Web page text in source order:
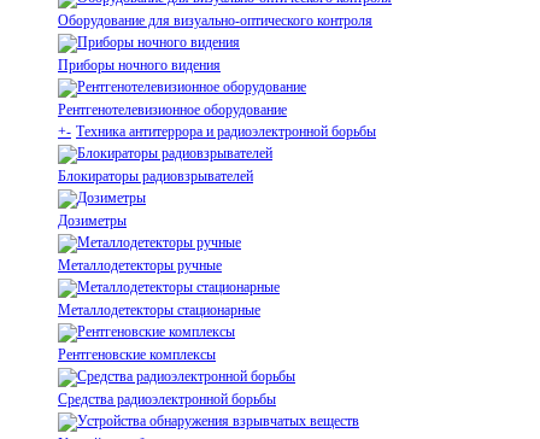
Оборудование для визуально-оптического контроля
Приборы ночного видения
Рентгенотелевизионное оборудование
+- Техника антитеррора и радиоэлектронной борьбы
Блокираторы радиовзрывателей
Дозиметры
Металлодетекторы ручные
Металлодетекторы стационарные
Рентгеновские комплексы
Средства радиоэлектронной борьбы